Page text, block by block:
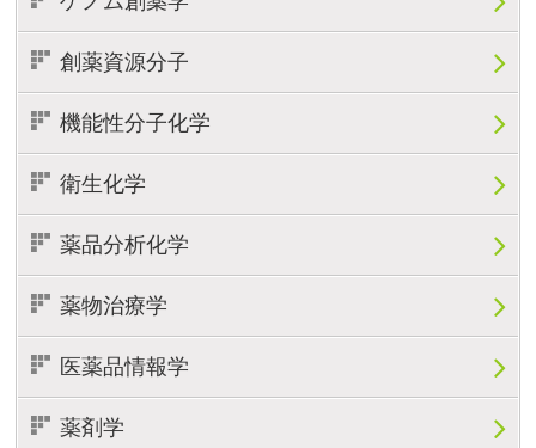
創薬資源分子
機能性分子化学
衛生化学
薬品分析化学
薬物治療学
医薬品情報学
薬剤学